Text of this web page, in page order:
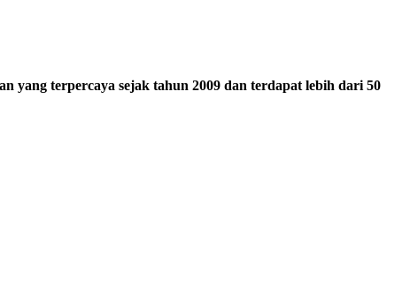
yang terpercaya sejak tahun 2009 dan terdapat lebih dari 50